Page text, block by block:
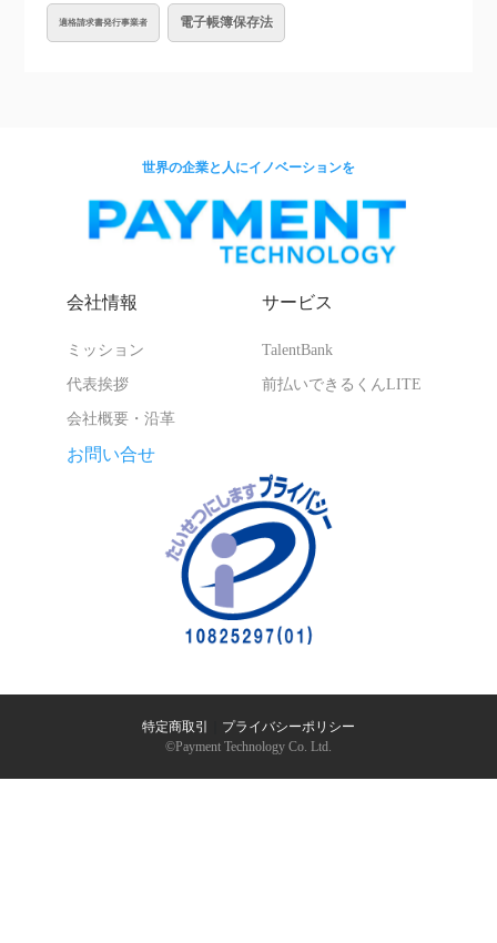
適格請求書発行事業者 電子帳簿保存法
世界の企業と人にイノベーションを
会社情報
ミッション
代表挨拶
会社概要・沿革
サービス
TalentBank
前払いできるくんLITE
お問い合せ
特定商取引
プライバシーポリシー
©︎Payment Technology Co. Ltd.